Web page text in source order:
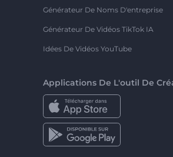
Générateur De Noms D'entreprise
Générateur De Vidéos TikTok IA
Idées De Vidéos YouTube
Applications De L'outil De